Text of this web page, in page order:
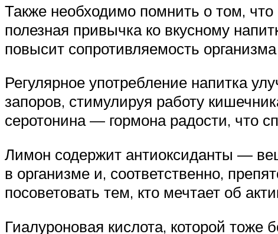
Также необходимо помнить о том,
полезная привычка ко вкусному
повысит сопротивляемость
Регулярное употребление напитка
запоров, стимулируя работу
серотонина — гормона радости, что
Лимон содержит антиоксиданты —
в организме и, соответственно,
посоветовать тем, кто мечтает об
Гиалуроновая кислота, которой тоже